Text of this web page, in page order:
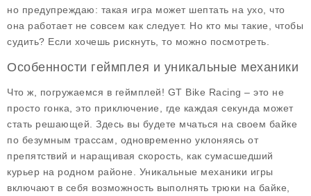
но предупреждаю: такая игра может шептать на ухо, что
она работает не совсем как следует. Но кто мы такие, чтобы
судить? Если хочешь рискнуть, то можно посмотреть.
Особенности геймплея и уникальные механики
Что ж, погружаемся в геймплей! GT Bike Racing – это не
просто гонка, это приключение, где каждая секунда может
стать решающей. Здесь вы будете мчаться на своем байке
по безумным трассам, одновременно уклоняясь от
препятствий и наращивая скорость, как сумасшедший
курьер на родном районе. Уникальные механики игры
включают в себя возможность выполнять трюки на байке,